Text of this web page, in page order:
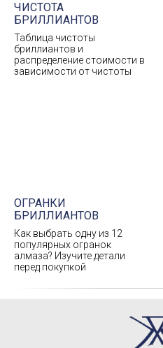
ЧИСТОТА
БРИЛЛИАНТОВ
Таблица чистоты
бриллиантов и
распределение стоимости в
зависимости от чистоты
ОГРАНКИ
БРИЛЛИАНТОВ
Как выбрать одну из 12
популярных огранок
алмаза? Изучите детали
перед покупкой